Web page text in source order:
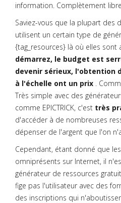
information. Complètement
Saviez-vous que la plupart des
utilisent un certain type de
{tag_resources} là où elles sont
démarrez, le budget est
devenir sérieux, l'obtention
à l'échelle ont un prix .
Très simple avec des
comme EPICTRICK, c'est très
d'accéder à de nombreuses
dépenser de l'argent que l'on
Cependant, étant donné que
omniprésents sur Internet, il
générateur de ressources
fige pas l'utilisateur avec des
des inscriptions qui